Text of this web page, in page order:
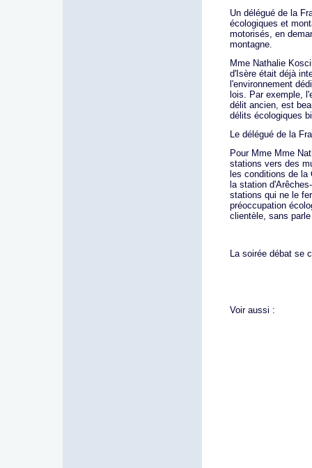
Un délégué de la
écologiques et
motorisés, en
montagne.
Mme Nathalie
d'Isère était déjà
l'environnement
lois. Par exemple,
délit ancien, est
délits écologiques
Le délégué de la
Pour Mme Mme
stations vers des
les conditions de la
la station
stations qui ne le
préoccupation
clientèle, sans
La soirée débat se
Voir aussi :